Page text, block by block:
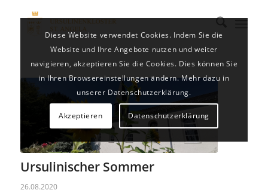
Ursulinischer Sommer
26.08.2020
Diese Website verwendet Cookies. Indem Sie die
Website und Ihre Angebote nutzen und weiter
navigieren, akzeptieren Sie die Cookies. Dies können Sie
in Ihren Browsereinstellungen ändern. Mehr dazu in
unserer Datenschutzerklärung.
Akzeptieren Datenschutzerklärung